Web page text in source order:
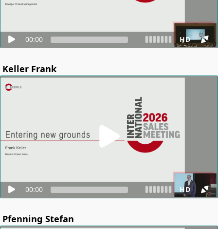
00:00 HD
Keller Frank
00:00 HD
Pfenning Stefan